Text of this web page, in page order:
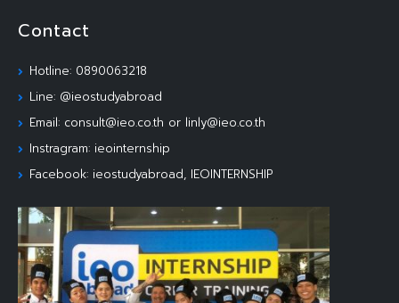
Contact
Hotline: 0890063218
Line: @ieostudyabroad
Email: consult@ieo.co.th or linly@ieo.co.th
Instragram: ieointernship
Facebook: ieostudyabroad, IEOINTERNSHIP